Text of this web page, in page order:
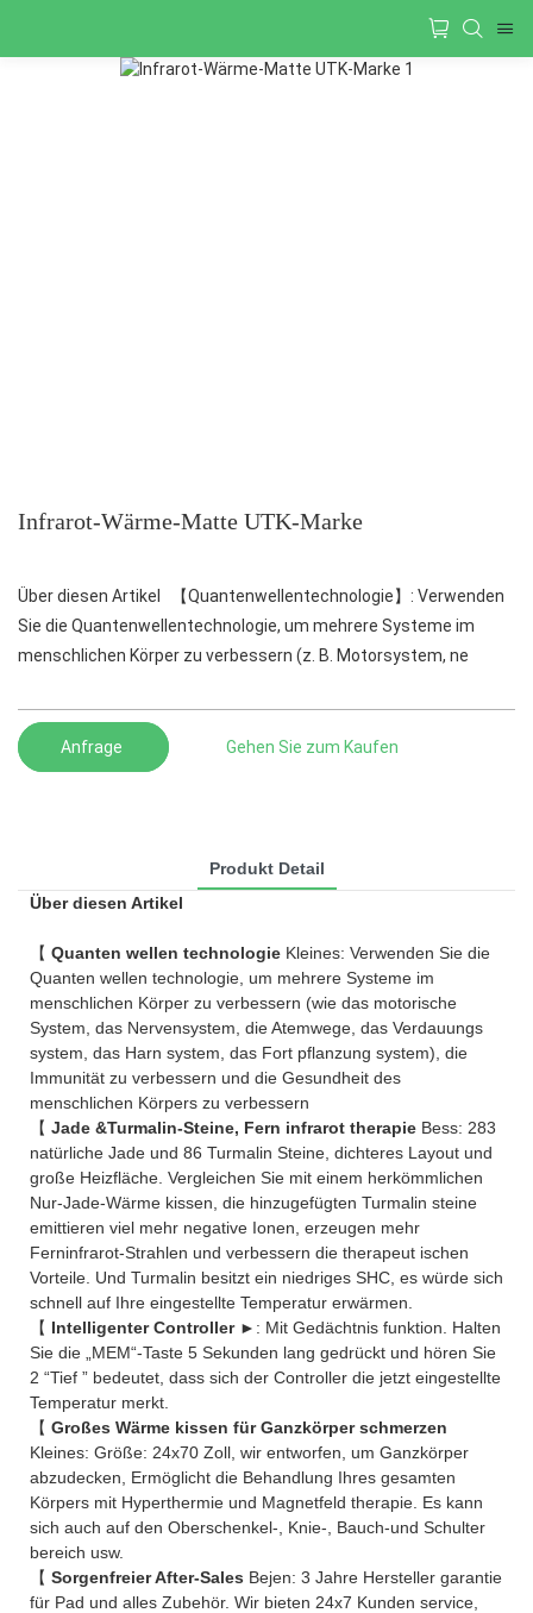
Infrarot-Wärme-Matte UTK-Marke
Über diesen Artikel 【Quantenwellentechnologie】: Verwenden
Sie die Quantenwellentechnologie, um mehrere Systeme im
menschlichen Körper zu verbessern (z. B. Motorsystem, ne
Anfrage Gehen Sie zum Kaufen
Produkt Detail
Über diesen Artikel
【 Quanten wellen technologie Kleines: Verwenden Sie die
Quanten wellen technologie, um mehrere Systeme im
menschlichen Körper zu verbessern (wie das motorische
System, das Nervensystem, die Atemwege, das Verdauungs
system, das Harn system, das Fort pflanzung system), die
Immunität zu verbessern und die Gesundheit des
menschlichen Körpers zu verbessern
【 Jade &Turmalin-Steine, Fern infrarot therapie Bess: 283
natürliche Jade und 86 Turmalin Steine, dichteres Layout und
große Heizfläche. Vergleichen Sie mit einem herkömmlichen
Nur-Jade-Wärme kissen, die hinzugefügten Turmalin steine
emittieren viel mehr negative Ionen, erzeugen mehr
Ferninfrarot-Strahlen und verbessern die therapeut ischen
Vorteile. Und Turmalin besitzt ein niedriges SHC, es würde sich
schnell auf Ihre eingestellte Temperatur erwärmen.
【 Intelligenter Controller ►: Mit Gedächtnis funktion. Halten
Sie die „MEM“-Taste 5 Sekunden lang gedrückt und hören Sie
2 “Tief ” bedeutet, dass sich der Controller die jetzt eingestellte
Temperatur merkt.
【 Großes Wärme kissen für Ganzkörper schmerzen
Kleines: Größe: 24x70 Zoll, wir entworfen, um Ganzkörper
abzudecken, Ermöglicht die Behandlung Ihres gesamten
Körpers mit Hyperthermie und Magnetfeld therapie. Es kann
sich auch auf den Oberschenkel-, Knie-, Bauch-und Schulter
bereich usw.
【 Sorgenfreier After-Sales Bejen: 3 Jahre Hersteller garantie
für Pad und alles Zubehör. Wir bieten 24x7 Kunden service,